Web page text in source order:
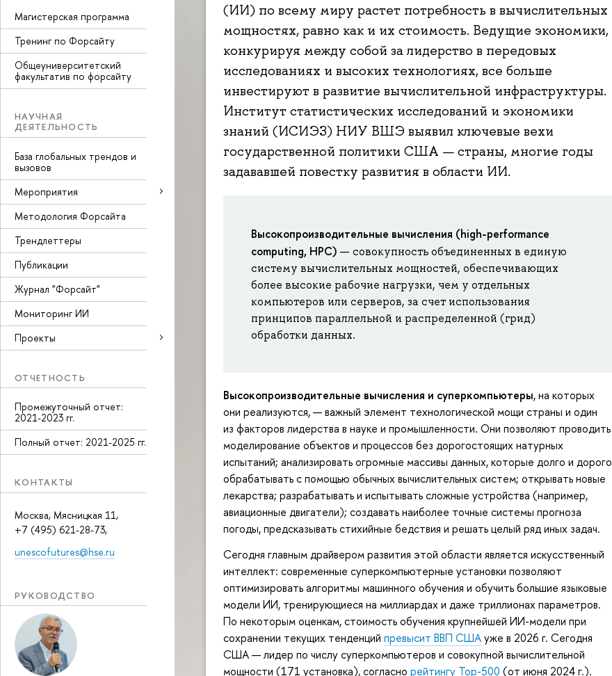
Магистерская программа
Тренинг по Форсайту
Общеуниверситетский
факультатив по форсайту
НАУЧНАЯ
ДЕЯТЕЛЬНОСТЬ
База глобальных трендов и
вызовов
Мероприятия
Методология Форсайта
Трендлеттеры
Публикации
Журнал "Форсайт"
Мониторинг ИИ
Проекты
ОТЧЕТНОСТЬ
Промежуточный отчет:
2021-2023 гг.
Полный отчет: 2021-2025 гг.
КОНТАКТЫ
Москва, Мясницкая 11,
+7 (495) 621-28-73,
unescofutures@hse.ru
РУКОВОДСТВО
(ИИ) по всему миру растет потребность в вычислительных
мощностях, равно как и их стоимость. Ведущие экономики,
конкурируя между собой за лидерство в передовых
исследованиях и высоких технологиях, все больше
инвестируют в развитие вычислительной инфраструктуры.
Институт статистических исследований и экономики
знаний (ИСИЭЗ) НИУ ВШЭ выявил ключевые вехи
государственной политики США — страны, многие годы
задававшей повестку развития в области ИИ.
Высокопроизводительные вычисления (high-performance
computing, HPC) — совокупность объединенных в единую
систему вычислительных мощностей, обеспечивающих
более высокие рабочие нагрузки, чем у отдельных
компьютеров или серверов, за счет использования
принципов параллельной и распределенной (грид)
обработки данных.
Высокопроизводительные вычисления и суперкомпьютеры, на которых
они реализуются, — важный элемент технологической мощи страны и один
из факторов лидерства в науке и промышленности. Они позволяют проводить
моделирование объектов и процессов без дорогостоящих натурных
испытаний; анализировать огромные массивы данных, которые долго и дорого
обрабатывать с помощью обычных вычислительных систем; открывать новые
лекарства; разрабатывать и испытывать сложные устройства (например,
авиационные двигатели); создавать наиболее точные системы прогноза
погоды, предсказывать стихийные бедствия и решать целый ряд иных задач.
Сегодня главным драйвером развития этой области является искусственный
интеллект: современные суперкомпьютерные установки позволяют
оптимизировать алгоритмы машинного обучения и обучить большие языковые
модели ИИ, тренирующиеся на миллиардах и даже триллионах параметров.
По некоторым оценкам, стоимость обучения крупнейшей ИИ-модели при
сохранении текущих тенденций превысит ВВП СШАуже в 2026 г. Сегодня
США — лидер по числу суперкомпьютеров и совокупной вычислительной
мощности (171 установка), согласно рейтингу Top-500 (от июня 2024 г.).